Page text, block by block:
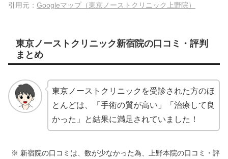
引用元： Googleマップ（東京ノーストクリニック上野院）
東京ノーストクリニック新宿院の口コミ・評判
まとめ
東京ノーストクリニックを受診された方のほ
とんどは、「手術の質が高い」「治療して良
かった」と結果に満足されていました！
※ 新宿院の口コミは、数が少なかった為、上野本院の口コミ・評